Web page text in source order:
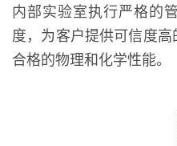
内部实验室执行严格的
度，为客户提供可信度
合格的物理和化学性能。